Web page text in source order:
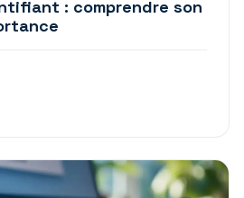
: comprendre son